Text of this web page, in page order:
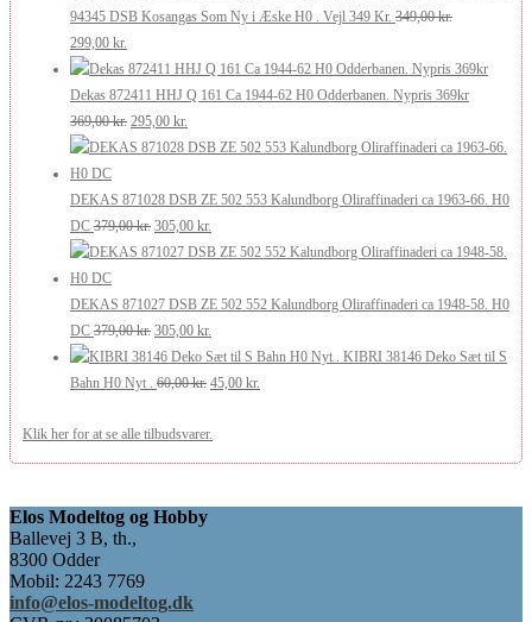
175,00 kr..
105,00 kr..
pris
269,00 kr..
pris
200,00 kr..
94345 DSB Kosangas Som Ny i Æske H0 . Vejl 349 Kr. 349,00kr.
Den
oprindelige
pris
var:
349,00 kr..
299,00 kr.
aktuelle
pris
er:
299,00 kr..
Dekas 872411 HHJ Q 161 Ca 1944-62 H0 Odderbanen. Nypris 369kr
369,00kr. Den
oprindelige
var:
369,00 kr..
295,00 kr.
aktuelle
er:
295,00 kr..
DEKAS 871028 DSB ZE 502 553 Kalundborg Oliraffinaderi ca 1963-66. H0
DC 379,00kr. Den
oprindelige
var:
379,00 kr..
305,00 kr.
aktuelle
er:
DEKAS 871027 DSB ZE 502 552 Kalundborg Oliraffinaderi ca 1948-58. H0
DC 379,00kr. Den
oprindelige
pris
379,00 kr..
305,00 kr.
aktuelle
pris
KIBRI 38146 Deko Sæt til S
Bahn H0 Nyt .
60,00kr. Den
pris
var:
45,00 kr.
er:
Klik her for at se alle tilbudsvarer.
Elos Modeltog og Hobby
Ballevej 3 B, th.,
8300 Odder
Mobil: 2243 7769
info@elos-modeltog.dk